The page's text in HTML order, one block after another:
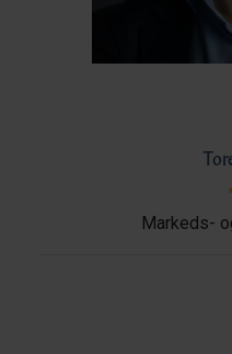
Markeds-